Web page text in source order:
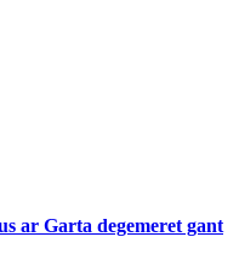
ar Garta degemeret gant